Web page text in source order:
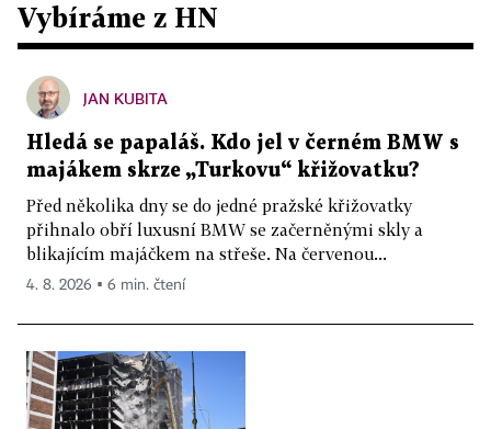
Vybíráme z HN
JAN KUBITA
Hledá se papaláš. Kdo jel v černém BMW s
majákem skrze „Turkovu“ křižovatku?
Před několika dny se do jedné pražské křižovatky
přihnalo obří luxusní BMW se začerněnými skly a
blikajícím majáčkem na střeše. Na červenou...
4. 8. 2026 ▪ 6 min. čtení